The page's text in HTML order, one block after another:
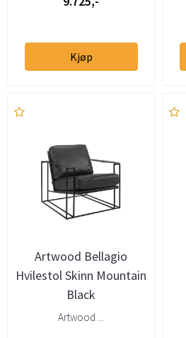
Kjøp
Artwood Bellagio
Hvilestol Skinn Mountain
Black
Artwood ...